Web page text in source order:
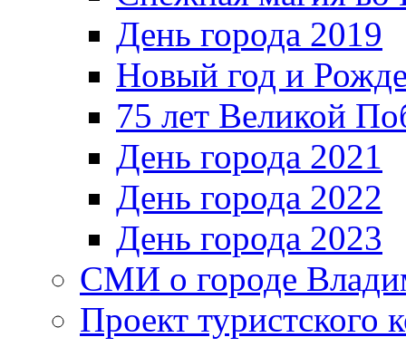
День города 2019
Новый год и
75 лет Великой
День города 2021
День города 2022
День города 2023
СМИ о городе
Проект туристского